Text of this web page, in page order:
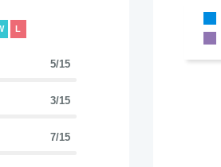
L
5/15
3/15
7/15